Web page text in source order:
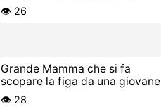
👁️ 26
Grande Mamma che si fa
scopare la figa da una giovane
troia bollente
👁️ 28